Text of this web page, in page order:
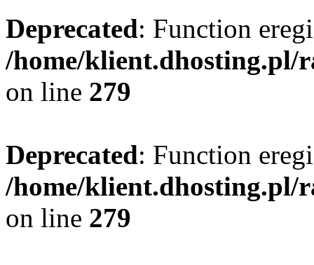
Deprecated: Function
/home/klient.dhosting.pl/
on line 279
Deprecated: Function
/home/klient.dhosting.pl/
on line 279